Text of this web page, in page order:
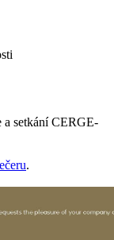
a setkání CERGE-
.